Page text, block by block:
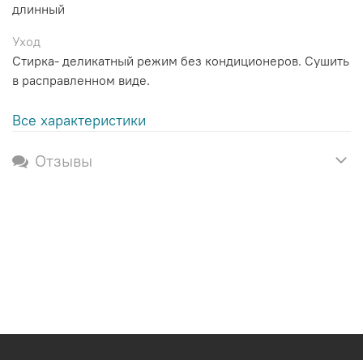
длинный
Уход
Стирка- деликатный режим без кондиционеров. Сушить
в расправленном виде.
Все характеристики
Отзывы